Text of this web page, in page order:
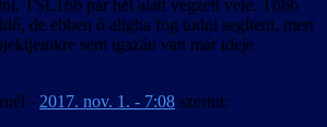
TSL16b pár hét alatt végzett vele. Több
de ebben ő aligha fog tudni segíteni, mert
sem igazán van már ideje.
- 2017. nov. 1. - 7:08 szerint: